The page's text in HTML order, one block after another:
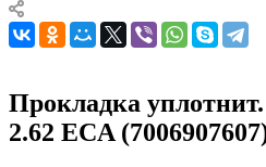
Прокладка
2.62 ECA